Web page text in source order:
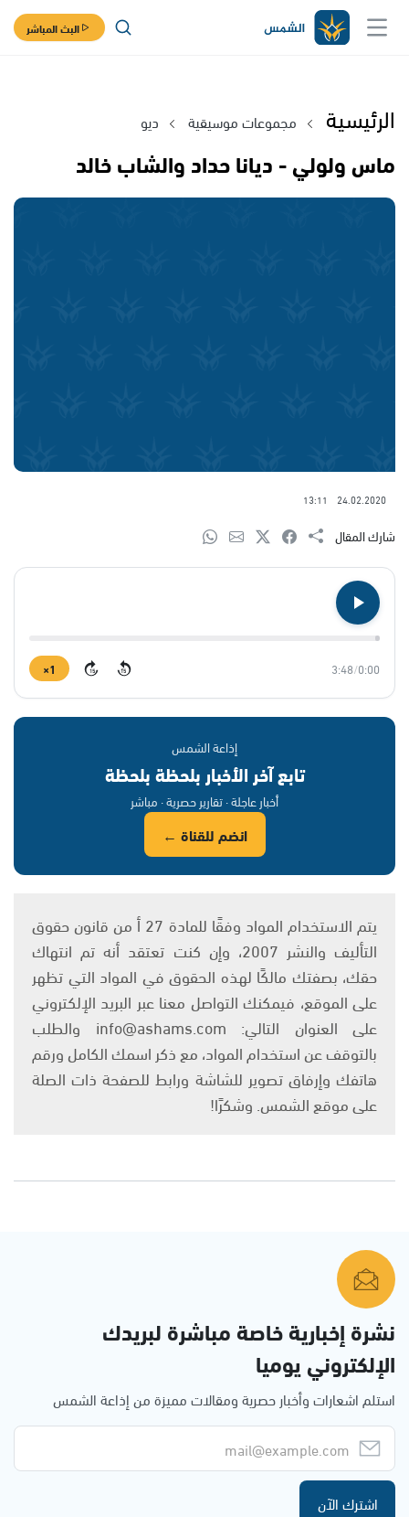
البث المباشر
الرئيسية مجموعات موسيقية ديو
ماس ولولي - ديانا حداد والشاب خالد
24.02.2020
13:11
شارك المقال
0:00
/
3:48
15
15
1×
إذاعة الشمس
تابع آخر الأخبار بلحظة بلحظة
أخبار عاجلة · تقارير حصرية · مباشر
انضم للقناة ←
يتم الاستخدام المواد وفقًا للمادة 27 أ من قانون حقوق
التأليف والنشر 2007، وإن كنت تعتقد أنه تم انتهاك
حقك، بصفتك مالكًا لهذه الحقوق في المواد التي تظهر
على الموقع، فيمكنك التواصل معنا عبر البريد الإلكتروني
على العنوان التالي: info@ashams.com والطلب
بالتوقف عن استخدام المواد، مع ذكر اسمك الكامل ورقم
هاتفك وإرفاق تصوير للشاشة ورابط للصفحة ذات الصلة
على موقع الشمس. وشكرًا!
نشرة إخبارية خاصة مباشرة لبريدك
الإلكتروني يوميا
استلم اشعارات وأخبار حصرية ومقالات مميزة من إذاعة الشمس
اشترك الآن